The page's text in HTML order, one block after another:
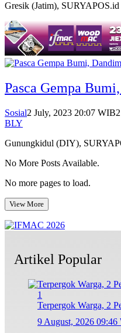
Gresik (Jatim),
Pasca Gempa
Sosial2 July, 2023 20:07 WIB
BLY
Gunungkidul (DIY),
No More Posts Available.
No more pages to load.
View More
Artikel Popular
1
Terpergok Warga, 2
9 August, 2026 09:46